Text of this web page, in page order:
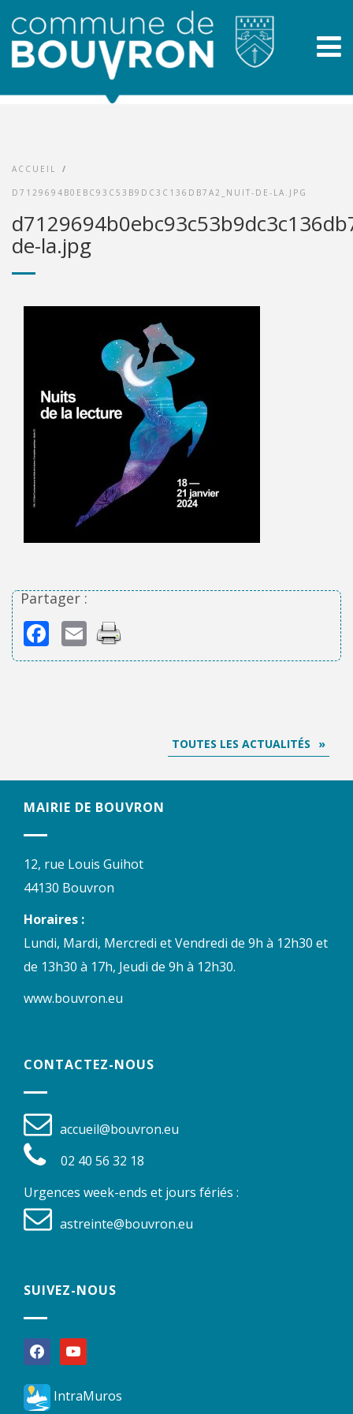
ACCUEIL /
D7129694B0EBC93C53B9DC3C136DB7A2_NUIT-DE-LA.JPG
de-la.jpg
Partager :
Facebook
Email
TOUTES LES ACTUALITÉS
MAIRIE DE BOUVRON
12, rue Louis Guihot
44130 Bouvron
Horaires :
Lundi, Mardi, Mercredi et Vendredi de 9h à 12h30 et
de 13h30 à 17h, Jeudi de 9h à 12h30.
www.bouvron.eu
CONTACTEZ-NOUS
accueil@bouvron.eu
02 40 56 32 18
Urgences week-ends et jours fériés :
astreinte@bouvron.eu
SUIVEZ-NOUS
facebookyoutube
IntraMuros